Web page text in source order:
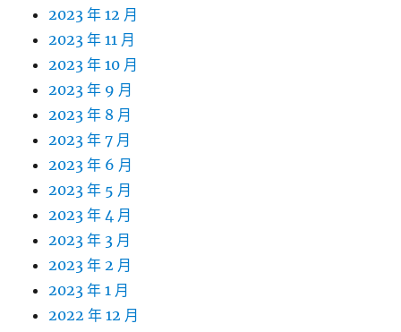
2023 年 12 月
2023 年 11 月
2023 年 10 月
2023 年 9 月
2023 年 8 月
2023 年 7 月
2023 年 6 月
2023 年 5 月
2023 年 4 月
2023 年 3 月
2023 年 2 月
2023 年 1 月
2022 年 12 月